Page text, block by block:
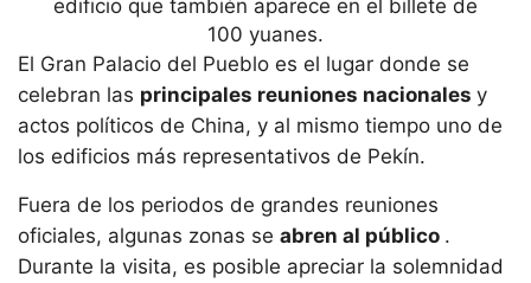
edificio que también aparece en el billete de
100 yuanes.
El Gran Palacio del Pueblo es el lugar donde se
celebran las principales reuniones nacionales y
actos políticos de China, y al mismo tiempo uno de
los edificios más representativos de Pekín.
Fuera de los periodos de grandes reuniones
oficiales, algunas zonas se abren al público .
Durante la visita, es posible apreciar la solemnidad